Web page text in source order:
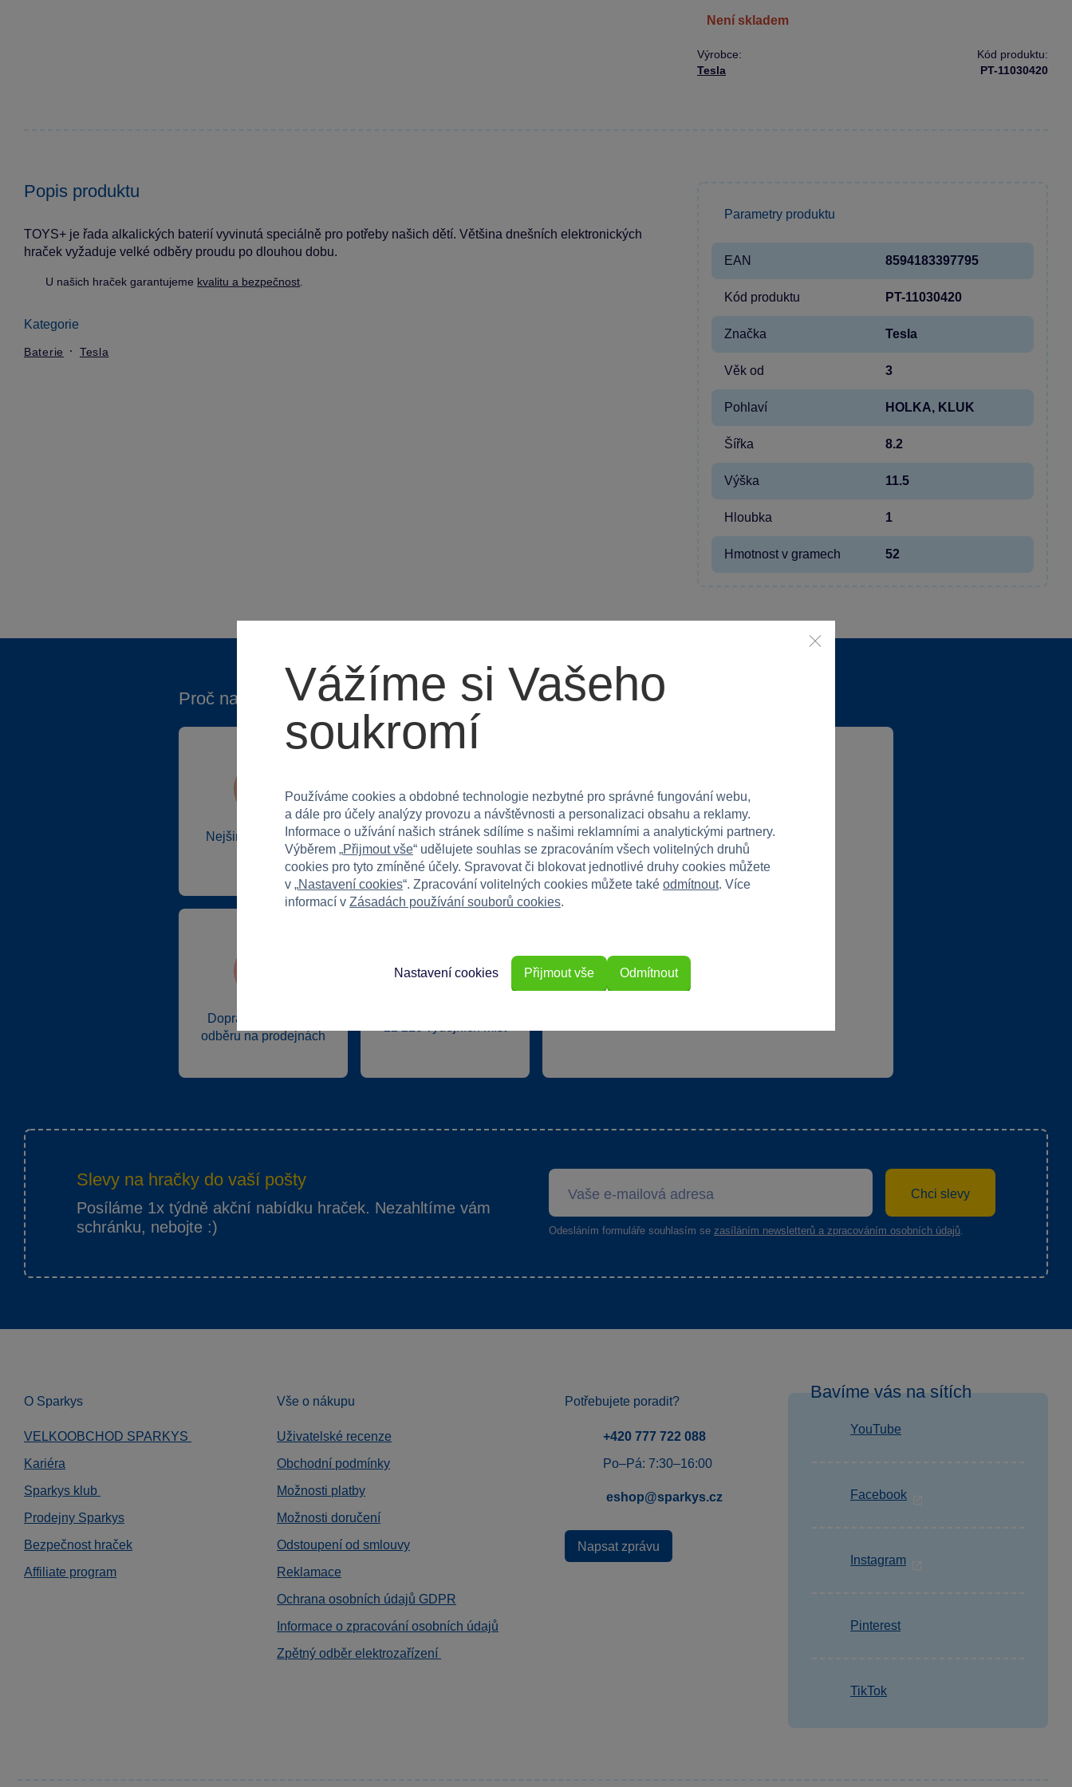
není skladem
Výrobce:
Tesla
Kód produktu:
PT-11030420
Popis produktu
TOYS+ je řada alkalických baterií vyvinutá speciálně pro potřeby našich dětí. Většina dnešních elektronických
hraček vyžaduje velké odběry proudu po dlouhou dobu.
U našich hraček garantujeme kvalitu a bezpečnost
Kategorie
Baterie Tesla
Parametry produktu
EAN 8594183397795
Kód produktu PT-11030420
Značka Tesla
Věk od 3
Pohlaví HOLKA, KLUK
Šířka 8.2
Výška 11.5
Hloubka 1
Hmotnost v gramech 52
Proč nakupovat ve Sparkys?
Nejširší sortiment na
40 kamenných prodejen
v ČR
Doprava zdarma při
odběru na prodejnách
Speciální klubové ceny
Exkluzivní nabídky od partnerů
Překvapení
Slevy na hračky do vaší pošty
Posíláme 1x týdně akční nabídku hraček. Nezahltíme vám
schránku, nebojte :)
Chci slevy
Odesláním formuláře souhlasím se zasíláním newsletterů a zpracováním osobních údajů.
O Sparkys
VELKOOBCHOD SPARKYS
Kariéra
Sparkys klub
Prodejny Sparkys
Bezpečnost hraček
Affiliate program
Vše o nákupu
Uživatelské recenze
Obchodní podmínky
Možnosti platby
Možnosti doručení
Odstoupení od smlouvy
Reklamace
Ochrana osobních údajů GDPR
Informace o zpracování osobních údajů
Zpětný odběr elektrozařízení
Potřebujete poradit?
+420 777 722 088
Po–Pá: 7:30–16:00
eshop@sparkys.cz
Napsat zprávu
Bavíme vás na sítích
YouTube
Facebook
Instagram
Pinterest
TikTok
Vážíme si Vašeho
soukromí
Používáme cookies a obdobné technologie nezbytné pro správné fungování webu,
a dále pro účely analýzy provozu a návštěvnosti a personalizaci obsahu a reklamy.
Informace o užívání našich stránek sdílíme s našimi reklamními a analytickými partnery.
Výběrem „Přijmout vše“ udělujete souhlas se zpracováním všech volitelných druhů
cookies pro tyto zmíněné účely. Spravovat či blokovat jednotlivé druhy cookies můžete
v „Nastavení cookies“. Zpracování volitelných cookies můžete také odmítnout. Více
informací v Zásadách používání souborů cookies.
Odmítnout
Nastavení cookies Přijmout vše